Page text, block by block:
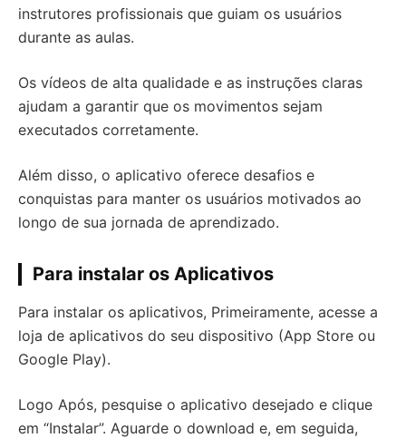
instrutores profissionais que guiam os usuários
durante as aulas.
Os vídeos de alta qualidade e as instruções claras
ajudam a garantir que os movimentos sejam
executados corretamente.
Além disso, o aplicativo oferece desafios e
conquistas para manter os usuários motivados ao
longo de sua jornada de aprendizado.
Para instalar os Aplicativos
Para instalar os aplicativos, Primeiramente, acesse a
loja de aplicativos do seu dispositivo (App Store ou
Google Play).
Logo Após, pesquise o aplicativo desejado e clique
em “Instalar”. Aguarde o download e, em seguida,